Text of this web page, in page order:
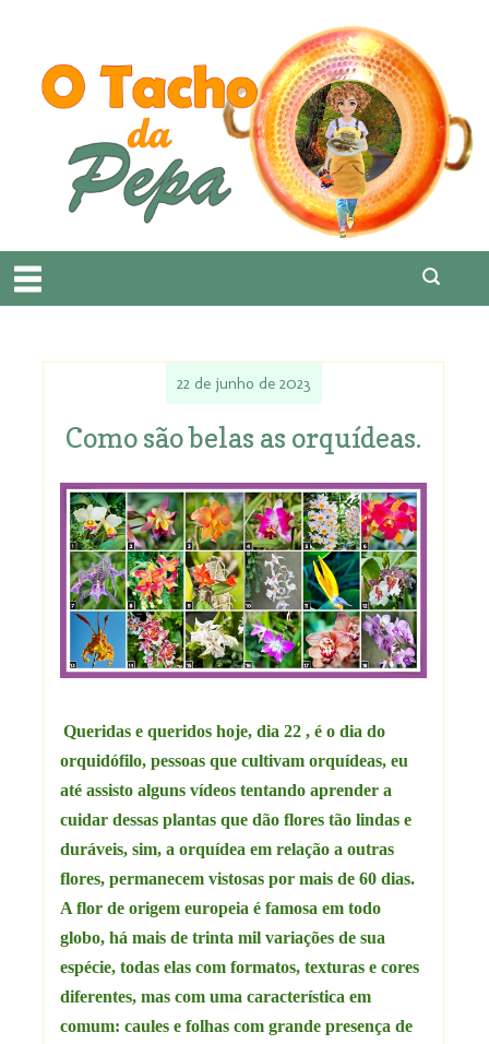
22 de junho de 2023
Como são belas as orquídeas.
Queridas e queridos hoje, dia 22 , é o dia do
orquidófilo, pessoas que cultivam orquídeas, eu
até assisto alguns vídeos tentando aprender a
cuidar dessas plantas que dão flores tão lindas e
duráveis, sim, a orquídea em relação a outras
flores, permanecem vistosas por mais de 60 dias.
A flor de origem europeia é famosa em todo
globo, há mais de trinta mil variações de sua
espécie, todas elas com formatos, texturas e cores
diferentes, mas com uma característica em
comum: caules e folhas com grande presença de